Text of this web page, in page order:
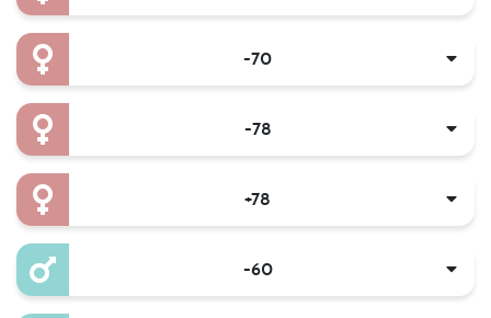
-70
-78
+78
-60